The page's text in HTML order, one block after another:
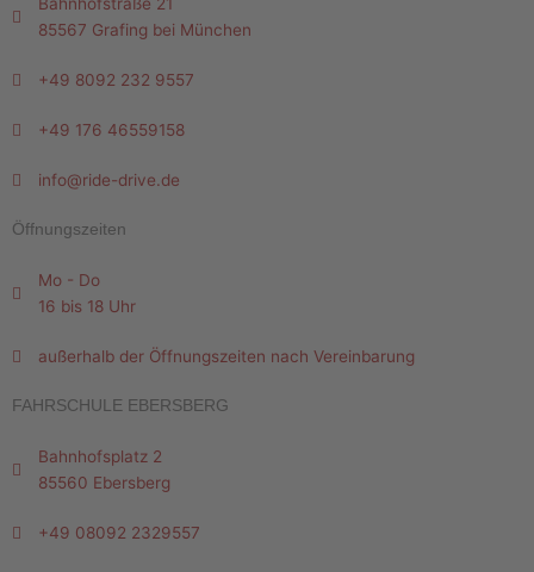
85567 Grafing bei München
+49 8092 232 9557
+49 176 46559158
info@ride-drive.de
Öffnungszeiten
Mo - Do
16 bis 18 Uhr
außerhalb der Öffnungszeiten nach Vereinbarung
FAHRSCHULE EBERSBERG
Bahnhofsplatz 2
85560 Ebersberg
+49 08092 2329557